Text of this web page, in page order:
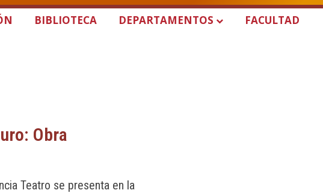
BIBLIOTECA DEPARTAMENTOS FACULTAD
Obra
Teatro se presenta en la